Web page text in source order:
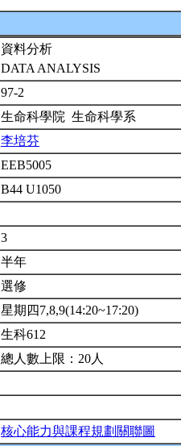
資料分析
DATA ANALYSIS
97-2
生命科學院 生命科學系
李培芬
EEB5005
B44 U1050
3
半年
選修
星期四7,8,9(14:20~17:20)
生科612
總人數上限：20人
核心能力與課程規劃關聯圖